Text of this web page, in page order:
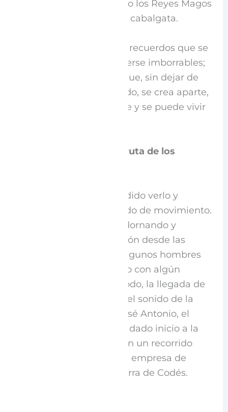
desde lo alto de la sierra o los Reyes Magos
en su pequeña y mágica cabalgata.
Es memoria, tradiciones, recuerdos que se
forjan cada día para volverse imborrables;
una especie de mundo que, sin dejar de
estar en contacto con todo, se crea aparte,
un lugar en el que se vive y se puede vivir
El alma del pueblo y la Ruta de los
Y sí, todo esto hemos podido verlo y
sentirlo en un día colmado de movimiento.
Mujeres, niñas y niños adornando y
embelleciendo cada rincón desde las
primeras horas del día, algunos hombres
involucrados colaborando con algún
detalle. Y una vez listo todo, la llegada de
los primeros visitantes y el sonido de la
matraca en manos de José Antonio, el
Abad de la Cofradía, han dado inicio a la
jornada que comenzó con un recorrido
, la empresa de
turismo cultural de la Sierra de Codés.